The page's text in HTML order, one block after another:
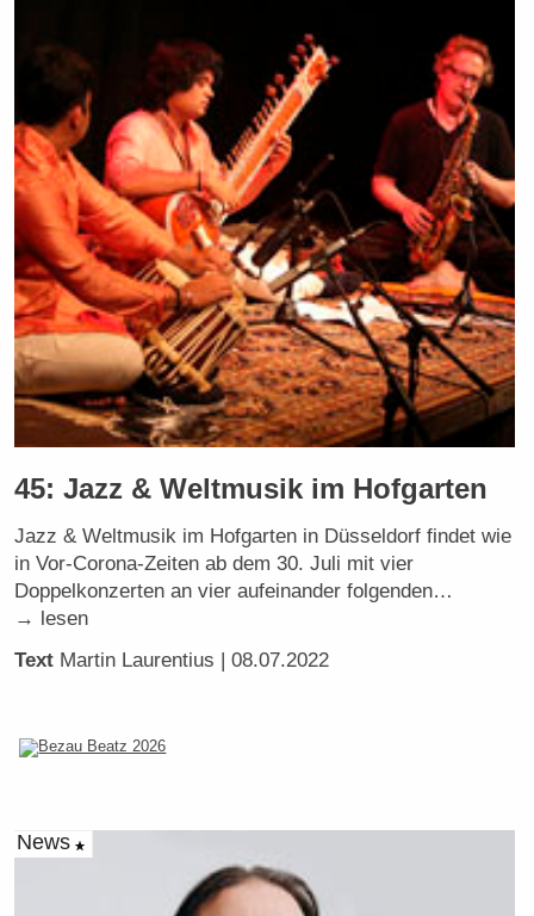
45: Jazz & Weltmusik im Hofgarten
Jazz & Weltmusik im Hofgarten in Düsseldorf findet wie
in Vor-Corona-Zeiten ab dem 30. Juli mit vier
Doppelkonzerten an vier aufeinander folgenden…
→ lesen
Text Martin Laurentius | 08.07.2022
News